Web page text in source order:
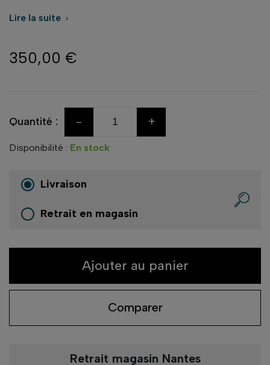
Lire la suite 
350,00 €
Quantité : - +
Disponibilité : En stock
Livraison
Retrait en magasin
Ajouter au panier
Comparer
Retrait magasin Nantes